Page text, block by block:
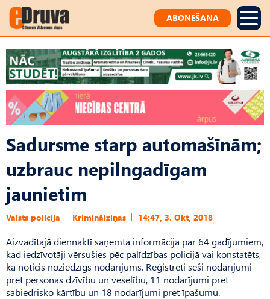
ABONĒŠANA
Sadursme starp automašīnām;
uzbrauc nepilngadīgam
jaunietim
Valsts policija Kriminālziņas 14:47, 3. Okt, 2018
Aizvadītajā diennaktī saņemta informācija par 64 gadījumiem,
kad iedzīvotāji vērsušies pēc palīdzības policijā vai konstatēts,
ka noticis noziedzīgs nodarījums. Reģistrēti seši nodarījumi
pret personas dzīvību un veselību, 11 nodarījumi pret
sabiedrisko kārtību un 18 nodarījumi pret īpašumu.